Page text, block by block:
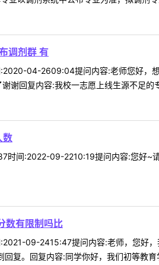
调剂群 有
04-2609:04提问内容:老师您好，
谢回复内容:我校一志愿上线生源不足的
数
时间:2022-09-2210:19提问内容:您好~
数有限制吗比
09-2415:47提问内容:老师，您好，
复。回复内容:同学你好，我们初等教